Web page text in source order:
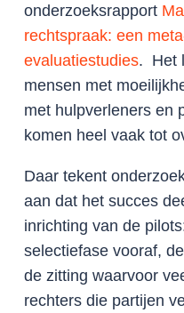
onderzoeksrapport
rechtspraak: een
evaluatiestudies. Het
mensen met
met hulpverleners en
komen heel vaak tot
Daar tekent
aan dat het succes
inrichting van de
selectiefase vooraf,
de zitting waarvoor
rechters die partijen